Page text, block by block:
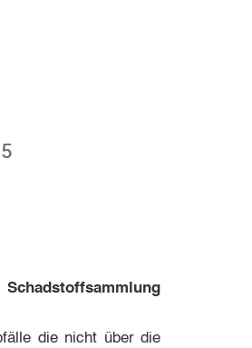
Schadstoffsammlung
die nicht über die